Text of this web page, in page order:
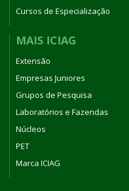
Cursos de Especialização
MAIS ICIAG
Extensão
Empresas Juniores
Grupos de Pesquisa
Laboratórios e Fazendas
Núcleos
PET
Marca ICIAG